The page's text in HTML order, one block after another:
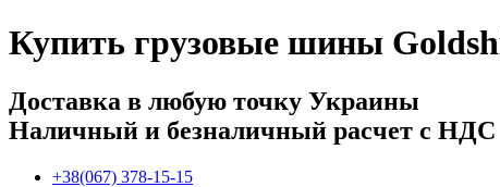
Купить грузовые шины
Доставка в любую точку Украины
Наличный и безналичный расчет с НДС
+38(067) 378-15-15